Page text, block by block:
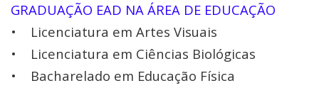
GRADUAÇÃO EAD NA ÁREA DE EDUCAÇÃO
• Licenciatura em Artes Visuais
• Licenciatura em Ciências Biológicas
• Bacharelado em Educação Física